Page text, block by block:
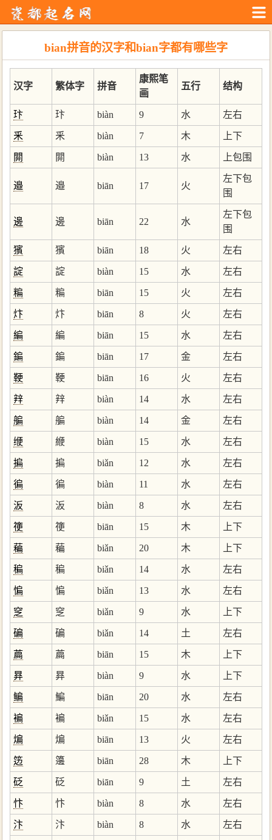
bian拼音的汉字和bian字都有哪些字
汉字 繁体字 拼音
康熙笔
画
五行 结构
玣 玣 biàn 9 水 左右
釆 釆 biàn 7 木 上下
閞 閞 biàn 13 水 上包围
邉 邉 biān 17 火
左下包
围
邊 邊 biān 22 水
左下包
围
獱 獱 biān 18 火 左右
諚 諚 biàn 15 水 左右
糄 糄 biān 15 火 左右
炞 炞 biān 8 火 左右
編 編 biān 15 水 左右
鍽 鍽 biān 17 金 左右
鞕 鞕 biān 16 火 左右
辡 辡 biàn 14 水 左右
艑 艑 biàn 14 金 左右
缏 緶 biàn 15 水 左右
揙 揙 biǎn 12 水 左右
徧 徧 biàn 11 水 左右
汳 汳 biàn 8 水 左右
箯 箯 biān 15 木 上下
藊 藊 biǎn 20 木 上下
稨 稨 biǎn 14 水 左右
惼 惼 biǎn 13 水 左右
窆 窆 biǎn 9 水 上下
碥 碥 biǎn 14 土 左右
萹 萹 biān 15 木 上下
昪 昪 biàn 9 水 上下
鳊 鯿 biān 20 水 左右
褊 褊 biǎn 15 水 左右
煸 煸 biān 13 火 左右
笾 籩 biān 28 木 上下
砭 砭 biān 9 土 左右
忭 忭 biàn 8 水 左右
汴 汴 biàn 8 水 左右